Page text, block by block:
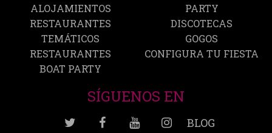
ALOJAMIENTOS
RESTAURANTES
TEMÁTICOS
RESTAURANTES
BOAT PARTY
PARTY
DISCOTECAS
GOGOS
CONFIGURA TU FIESTA
SÍGUENOS EN
BLOG